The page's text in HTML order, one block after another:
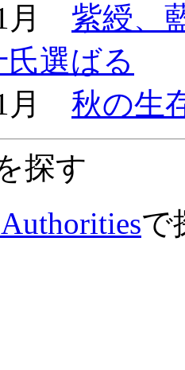
月 紫綬、
選ばる
月 秋の生
探す
で